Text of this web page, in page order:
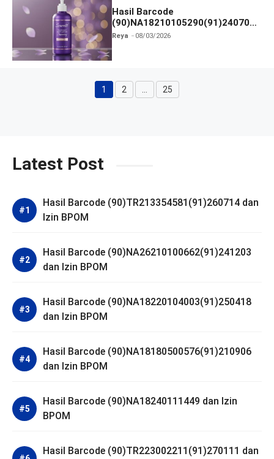
Hasil Barcode
(90)NA18210105290(91)240703
dan Izin BPOM
Reya 08/03/2026
Halaman
1 Halaman
2 … Halaman
25
Latest Post
Hasil Barcode (90)TR213354581(91)260714 dan
Izin BPOM
Hasil Barcode (90)NA26210100662(91)241203
dan Izin BPOM
Hasil Barcode (90)NA18220104003(91)250418
dan Izin BPOM
Hasil Barcode (90)NA18180500576(91)210906
dan Izin BPOM
Hasil Barcode (90)NA18240111449 dan Izin
BPOM
Hasil Barcode (90)TR223002211(91)270111 dan